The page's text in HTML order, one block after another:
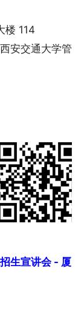
楼 114
安交通大学管
生宣讲会 - 厦